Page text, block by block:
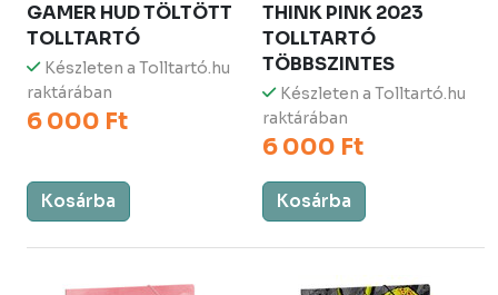
GAMER HUD TÖLTÖTT
TOLLTARTÓ
Készleten a Tolltartó.hu
raktárában
6 000 Ft
Kosárba
THINK PINK 2023
TOLLTARTÓ
TÖBBSZINTES
Készleten a Tolltartó.hu
raktárában
6 000 Ft
Kosárba